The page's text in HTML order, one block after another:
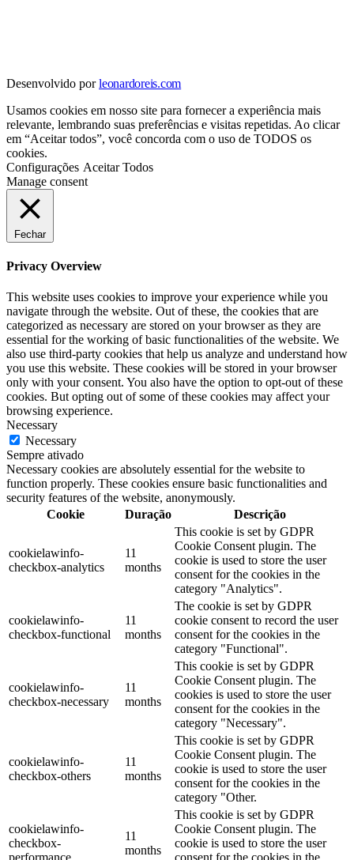
Desenvolvido porleonardoreis.com
Usamos cookies em nosso site para fornecer a experiência mais
relevante, lembrando suas preferências e visitas repetidas. Ao clicar
em “Aceitar todos”, você concorda com o uso de TODOS os
cookies.
Configurações Aceitar Todos
Manage consent
Fechar
Privacy Overview
This website uses cookies to improve your experience while you
navigate through the website. Out of these, the cookies that are
categorized as necessary are stored on your browser as they are
essential for the working of basic functionalities of the website. We
also use third-party cookies that help us analyze and understand how
you use this website. These cookies will be stored in your browser
only with your consent. You also have the option to opt-out of these
cookies. But opting out of some of these cookies may affect your
browsing experience.
Necessary
Necessary
Sempre ativado
Necessary cookies are absolutely essential for the website to
function properly. These cookies ensure basic functionalities and
security features of the website, anonymously.
Cookie
Duração Descrição
cookielawinfo-
checkbox-analytics
11
months
This cookie is set by GDPR
Cookie Consent plugin. The
cookie is used to store the user
consent for the cookies in the
category "Analytics".
cookielawinfo-
checkbox-functional
11
months
The cookie is set by GDPR
cookie consent to record the user
consent for the cookies in the
category "Functional".
cookielawinfo-
checkbox-necessary
11
months
This cookie is set by GDPR
Cookie Consent plugin. The
cookies is used to store the user
consent for the cookies in the
category "Necessary".
cookielawinfo-
checkbox-others
11
months
This cookie is set by GDPR
Cookie Consent plugin. The
cookie is used to store the user
consent for the cookies in the
category "Other.
cookielawinfo-
checkbox-
11
months
This cookie is set by GDPR
Cookie Consent plugin. The
cookie is used to store the user